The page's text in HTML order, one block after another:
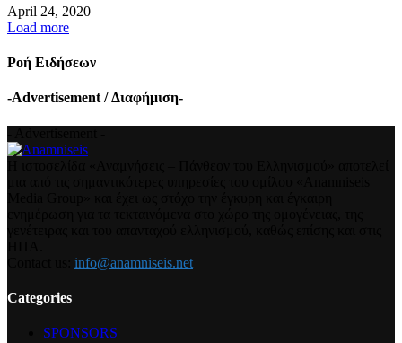
April 24, 2020
Load more
Ροή Ειδήσεων
-Advertisement / Διαφήμιση-
info@anamniseis.net
Categories
SPONSORS